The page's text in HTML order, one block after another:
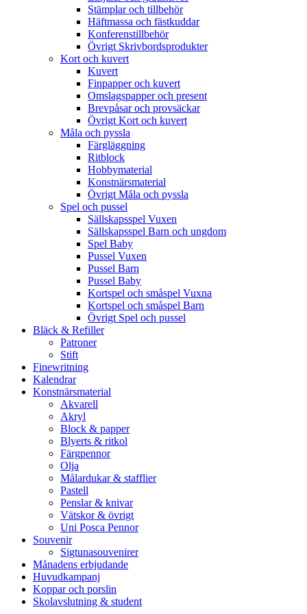
Stämplar och tillbehör
Häftmassa och fästkuddar
Konferenstillbehör
Övrigt Skrivbordsprodukter
Kort och kuvert
Kuvert
Finpapper och kuvert
Omslagspapper och present
Brevpåsar och provsäckar
Övrigt Kort och kuvert
Måla och pyssla
Färgläggning
Ritblock
Hobbymaterial
Konstnärsmaterial
Övrigt Måla och pyssla
Spel och pussel
Sällskapsspel Vuxen
Sällskapsspel Barn och ungdom
Spel Baby
Pussel Vuxen
Pussel Barn
Pussel Baby
Kortspel och småspel Vuxna
Kortspel och småspel Barn
Övrigt Spel och pussel
Bläck & Refiller
Patroner
Stift
Finewritning
Kalendrar
Konstnärsmaterial
Akvarell
Akryl
Block & papper
Blyerts & ritkol
Färgpennor
Olja
Målardukar & stafflier
Pastell
Penslar & knivar
Vätskor & övrigt
Uni Posca Pennor
Souvenir
Sigtunasouvenirer
Månadens erbjudande
Huvudkampanj
Koppar och porslin
Skolavslutning & student